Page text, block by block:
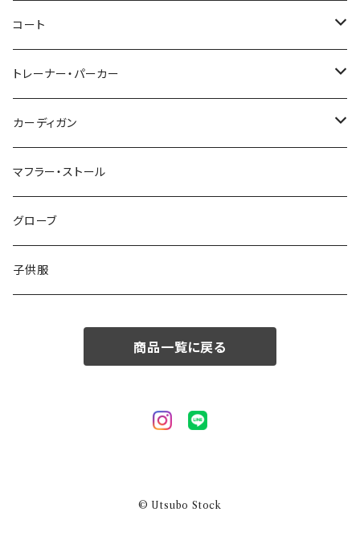
46/M
48/L
50/XL～
～44/S
46/M
48/L
50/XL～
コート
～44/S
46/M
48/L
50/XL～
トレーナー・パーカー
～44/S
46/M
48/L
50/XL～
カーディガン
～44/S
46/M
48/L
マフラー・ストール
グローブ
子供服
商品一覧に戻る
© Utsubo Stock